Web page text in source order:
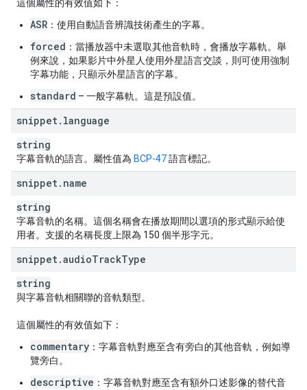
這個屬性的有效值如下：
ASR ：使用自動語音辨識技術產生的字幕。
forced ：當播放器中未選取其他音軌時，會播放字幕軌。舉
例來說，如果影片中外星人使用外星語言交談，則可使用強制
字幕功能，只顯示外星語言的字幕。
standard – 一般字幕軌。這是預設值。
snippet. language
string
字幕音軌的語言。屬性值為 BCP-47語言標記。
snippet. name
string
字幕音軌的名稱。這個名稱會在播放期間以選項的形式顯示給使
用者。支援的名稱長度上限為 150 個半形字元。
snippet.audioTrackType
string
與字幕音軌相關聯的音軌類型。
這個屬性的有效值如下：
commentary ：字幕音軌對應至含有旁白的其他音軌，例如導
覽旁白。
descriptive ：字幕音軌對應至含有額外口述影像的替代音